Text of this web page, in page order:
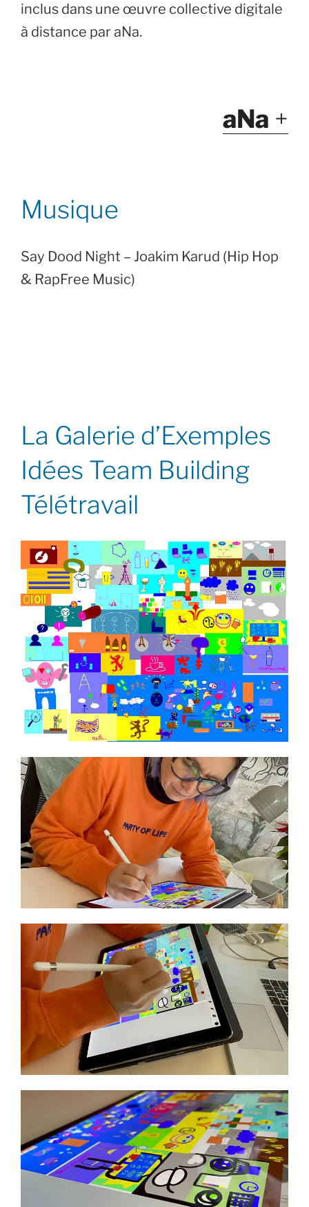
inclus dans une œuvre collective digitale
à distance par aNa.
aNa +
Musique
Say Dood Night – Joakim Karud (Hip Hop
& RapFree Music)
La Galerie d’Exemples
Idées Team Building
Télétravail